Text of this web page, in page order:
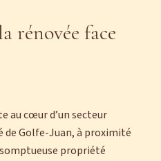
rénovée face
au cœur d’un secteur
Golfe-Juan, à proximité
propriété